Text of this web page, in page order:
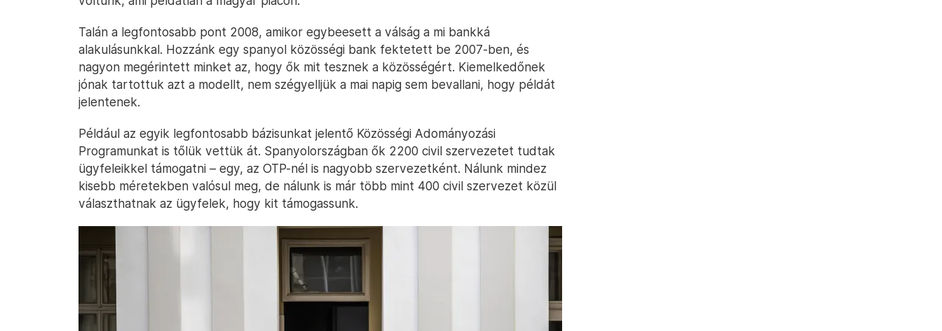
Talán a legfontosabb pont 2008, amikor egybeesett a válság a mi bankká
alakulásunkkal. Hozzánk egy spanyol közösségi bank fektetett be 2007-ben, és
nagyon megérintett minket az, hogy ők mit tesznek a közösségért. Kiemelkedőnek
jónak tartottuk azt a modellt, nem szégyelljük a mai napig sem bevallani, hogy példát
jelentenek.
Például az egyik legfontosabb bázisunkat jelentő Közösségi Adományozási
Programunkat is tőlük vettük át. Spanyolországban ők 2200 civil szervezetet tudtak
ügyfeleikkel támogatni – egy, az OTP-nél is nagyobb szervezetként. Nálunk mindez
kisebb méretekben valósul meg, de nálunk is már több mint 400 civil szervezet közül
választhatnak az ügyfelek, hogy kit támogassunk.